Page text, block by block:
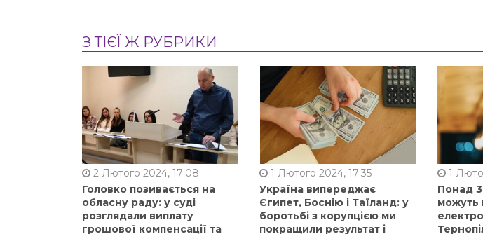
З ТІЄЇ Ж РУБРИКИ
2 Лютого 2024, 17:08
Головко позивається на
обласну раду: у суді
розглядали виплату
грошової компенсації та
1 Лютого 2024, 17:35
Україна випереджає
Єгипет, Боснію і Таїланд: у
боротьбі з корупцією ми
покращили результат і
1
Понад 3
можуть